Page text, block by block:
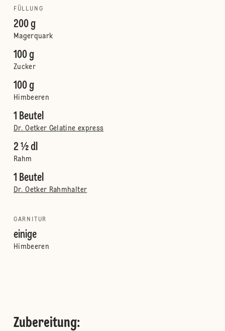
FÜLLUNG
200 g
Magerquark
100 g
Zucker
100 g
Himbeeren
1 Beutel
Dr. Oetker Gelatine express
2 ½ dl
Rahm
1 Beutel
Dr. Oetker Rahmhalter
GARNITUR
einige
Himbeeren
Zubereitung: